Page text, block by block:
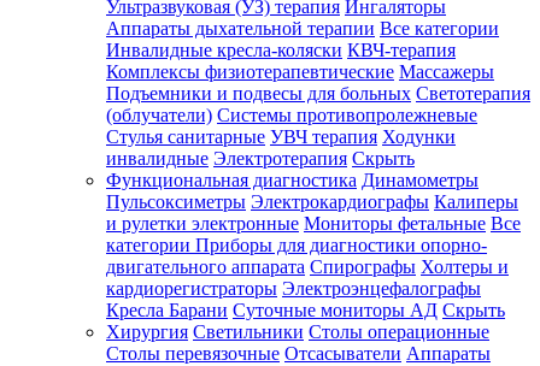
Ультразвуковая (УЗ) терапия Ингаляторы
Аппараты дыхательной терапии Все категории
Инвалидные кресла-коляски КВЧ-терапия
Комплексы физиотерапевтические Массажеры
Подъемники и подвесы для больных Светотерапия
(облучатели) Системы противопролежневые
Стулья санитарные УВЧ терапия Ходунки
инвалидные Электротерапия Скрыть
Функциональная диагностика Динамометры
Пульсоксиметры Электрокардиографы Калиперы
и рулетки электронные Мониторы фетальные Все
категории Приборы для диагностики опорно-
двигательного аппарата Спирографы Холтеры и
кардиорегистраторы Электроэнцефалографы
Кресла Барани Суточные мониторы АД Скрыть
Хирургия Светильники Столы операционные
Столы перевязочные Отсасыватели Аппараты